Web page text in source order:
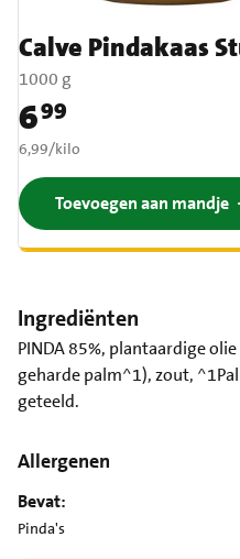
Calve Pindakaas
1000 g
Prijs: € 6,99
699
€ 6,99 per kilo
6,99/kilo
Toevoegen aan mandje
Ingrediënten
PINDA 85%, plantaardige
geharde palm^1), zout,
geteeld.
Allergenen
Bevat:
Pinda's